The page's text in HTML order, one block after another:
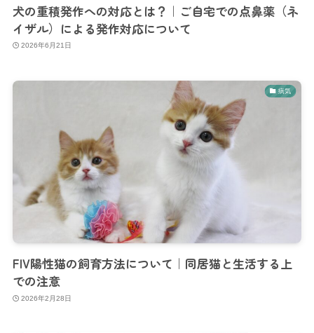
犬の重積発作への対応とは？｜ご自宅での点鼻薬（ネ
イザル）による発作対応について
2026年6月21日
病気
FIV陽性猫の飼育方法について｜同居猫と生活する上
での注意
2026年2月28日